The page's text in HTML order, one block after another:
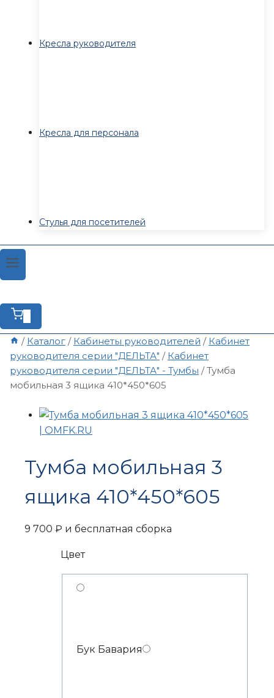
Кресла руководителя
Кресла для персонала
Стулья для посетителей
/ Каталог / Кабинеты руководителей / Кабинет
руководителя серии "ДЕЛЬТА" / Кабинет
руководителя серии "ДЕЛЬТА" - Тумбы / Тумба
мобильная 3 ящика 410*450*605
Тумба мобильная 3
ящика 410*450*605
9 700 ₽ и бесплатная сборка
Цвет
Бук Бавария